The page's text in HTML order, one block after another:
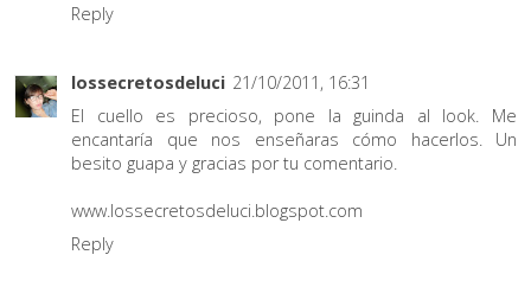
Reply
lossecretosdeluci 21/10/2011, 16:31
El cuello es precioso, pone la guinda al look. Me
encantaría que nos enseñaras cómo hacerlos. Un
besito guapa y gracias por tu comentario.
www.lossecretosdeluci.blogspot.com
Reply